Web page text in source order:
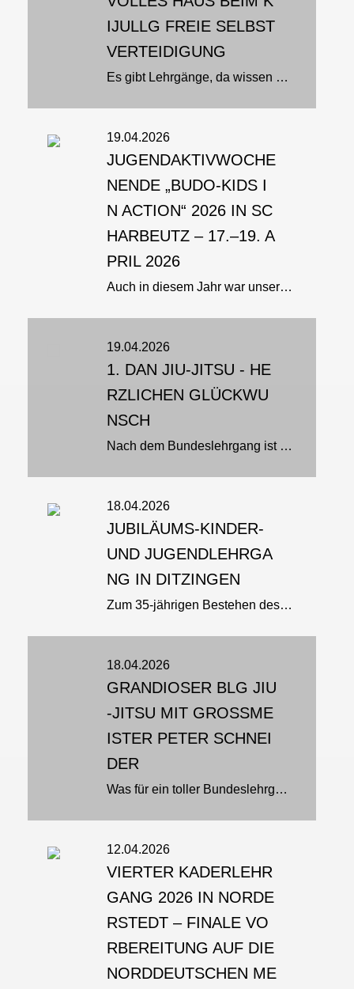
IJULLG FREIE SELBST
VERTEIDIGUNG
Es gibt Lehrgänge, da wissen alle schon nach wenigen Sekunden: Das hier ist ein Kracher und sollte nie zu Ende gehen. So war es heute beim Kinder- und Jugendlandeslehrgang Freie Selbstverteidigung mit Eik Miersch und Tobias...
19.04.2026
JUGENDAKTIVWOCHE
NENDE „BUDO‑KIDS I
N ACTION“ 2026 IN SC
HARBEUTZ – 17.–19. A
PRIL 2026
Auch in diesem Jahr war unser Jugendaktivwochenende „Budo‑Kids in Action“ in Scharbeutz ein voller Erfolg. Unsere Jugendreferentin Bianca Gebhardt und unser Jugendvertreter Lennart Gebhardt stellten ein abwechslungsreiches...
19.04.2026
1. DAN JIU-JITSU - HE
RZLICHEN GLÜCKWU
NSCH
Nach dem Bundeslehrgang ist vor der Dan-Prüfung - das war gestern das Motto in Wustermark. Denn nach dem Lehrgang hieß es für Jenny Hoffmann: Auf die Matte und zeigen, was sie kann. Unter den aufmerksamen Augen der Prüfer Thomas...
18.04.2026
JUBILÄUMS-KINDER-
UND JUGENDLEHRGA
NG IN DITZINGEN
Zum 35-jährigen Bestehen des Kodokan Ditzingen e.V. fand am Samstag, 18. April 2026, ein Kinder- und Jugendlehrgang in Ditzingen statt. Als Referenten waren die Lauffener Trainer Ruud Groenendijk und Christian Müller...
18.04.2026
GRANDIOSER BLG JIU
-JITSU MIT GROSSMEI
STER PETER SCHNEID
ER
Was für ein toller Bundeslehrgang! 29 Teilnehmer/innen aus 9 Vereinen gingen heute in Wustermark mit Großmeister Peter Schneider auf die Matte. Und wer Peter kennt, weiß: Bei ihm ist schon das Aufwärmen intensiv - und...
12.04.2026
VIERTER KADERLEHR
GANG 2026 IN NORDE
RSTEDT – FINALE VO
RBEREITUNG AUF DIE
NORDDEUTSCHEN ME